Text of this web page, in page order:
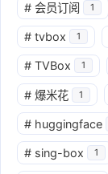
# 会员订阅 1
# tvbox 1
# TVBox 1
# 爆米花 1
# huggingface
# sing-box 1